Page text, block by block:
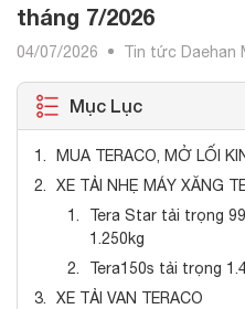
tháng 7/2026
04/07/2026 Tin tức Daehan
Mục Lục
MUA TERACO, MỞ LỐI
XE TẢI NHẸ MÁY XĂNG
Tera Star tải trọng
1.250kg
Tera150s tải trọng
XE TẢI VAN TERACO